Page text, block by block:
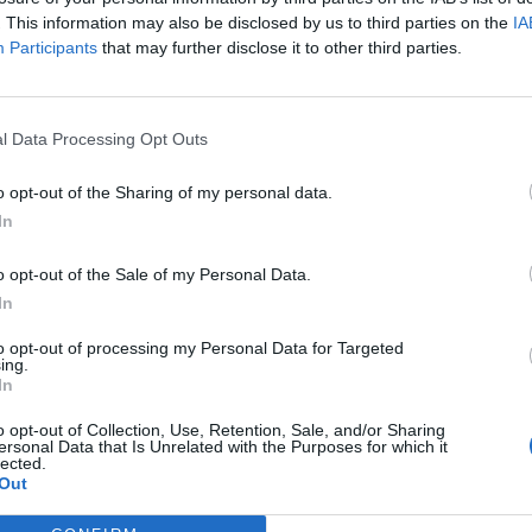
This information may also be disclosed by us to third parties on the
Participants that may further disclose it to other third parties.
Data Processing Opt Outs
opt-out of the Sharing of my personal data.
opt-out of the Sale of my Personal Data.
opt-out of processing my Personal Data for Targeted
opt-out of Collection, Use, Retention, Sale, and/or Sharing
Data that Is Unrelated with the Purposes for which it
ότι οι απεργιακές κινητοποιήσεις
στην εξυπηρέτηση των φοιτητών και στη
του Πανεπιστημίου, σημειώνοντας
απορρέουν από τη μη επίλυση των
θέσει οι εργαζόμενοι.